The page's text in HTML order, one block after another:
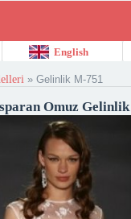
English
» Gelinlik M-751
Omuz